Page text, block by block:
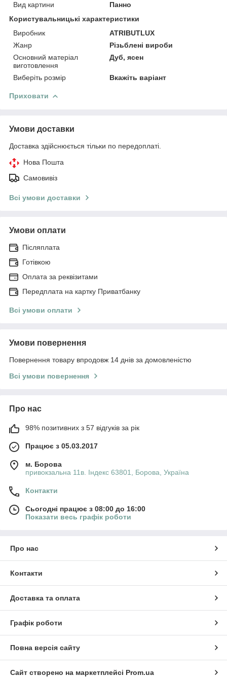
Вид картини
Панно
Користувальницькі характеристики
Виробник
ATRIBUTLUX
Жанр
Різьблені вироби
Основний матеріал
виготовлення
Дуб, ясен
Виберіть розмір Вкажіть варіант
Приховати
Умови доставки
Доставка здійснюється тільки по передоплаті.
Нова Пошта
Самовивіз
Всі умови доставки
Умови оплати
Післяплата
Готівкою
Оплата за реквізитами
Передплата на картку Приватбанку
Всі умови оплати
Умови повернення
Повернення товару впродовж 14 днів за домовленістю
Всі умови повернення
Про нас
98% позитивних з 57 відгуків за рік
Працює з 05.03.2017
м. Борова
привокзальна 11в. Індекс 63801, Борова, Україна
Контакти
Сьогодні працює з 08:00 до 16:00
Показати весь графік роботи
Про нас
Контакти
Доставка та оплата
Графік роботи
Повна версія сайту
Сайт створено на маркетплейсі Prom.ua